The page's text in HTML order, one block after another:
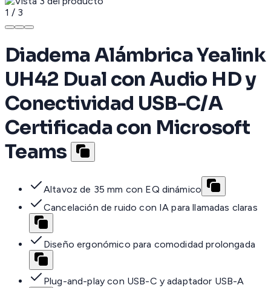
1 / 3
Diadema Alámbrica Yealink
UH42 Dual con Audio HD y
Conectividad USB-C/A
Certificada con Microsoft
Teams
Altavoz de 35 mm con EQ dinámico
Cancelación de ruido con IA para llamadas claras
Diseño ergonómico para comodidad prolongada
Plug-and-play con USB-C y adaptador USB-A